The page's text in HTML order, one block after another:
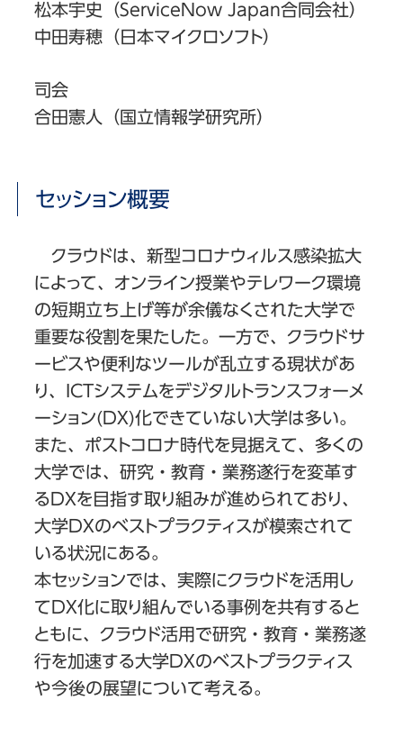
松本宇史（ServiceNow Japan合同会社）
中田寿穂（日本マイクロソフト）
司会
合田憲人（国立情報学研究所）
セッション概要
クラウドは、新型コロナウィルス感染拡大
によって、オンライン授業やテレワーク環境
の短期立ち上げ等が余儀なくされた大学で
重要な役割を果たした。一方で、クラウドサ
ービスや便利なツールが乱立する現状があ
り、ICTシステムをデジタルトランスフォーメ
ーション(DX)化できていない大学は多い。
また、ポストコロナ時代を見据えて、多くの
大学では、研究・教育・業務遂行を変革す
るDXを目指す取り組みが進められており、
大学DXのベストプラクティスが模索されて
いる状況にある。
本セッションでは、実際にクラウドを活用し
てDX化に取り組んでいる事例を共有すると
ともに、クラウド活用で研究・教育・業務遂
行を加速する大学DXのベストプラクティス
や今後の展望について考える。